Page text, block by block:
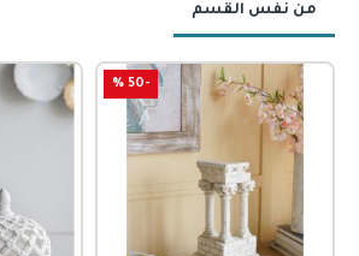
من نفس القسم
-50 %